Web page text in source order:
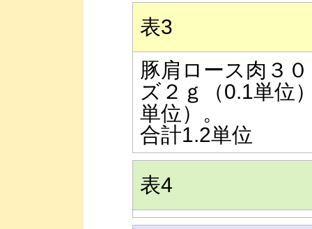
表3
豚肩ロース肉３
ズ２ｇ（0.1単位
単位）。
合計1.2単位
表4